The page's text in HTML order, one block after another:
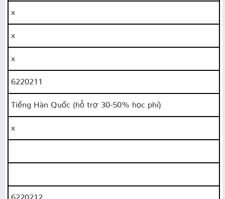
x
x
x
6220211
Tiếng Hàn Quốc (hỗ trợ 30-50% học phí)
x
6220212